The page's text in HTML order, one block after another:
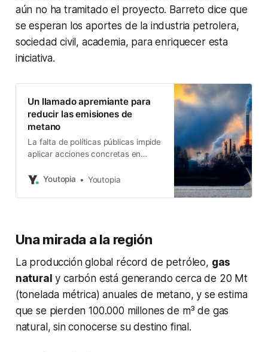
aún no ha tramitado el proyecto. Barreto dice que
se esperan los aportes de la industria petrolera,
sociedad civil, academia, para enriquecer esta
iniciativa.
Un llamado apremiante para
reducir las emisiones de
metano
La falta de políticas públicas impide
aplicar acciones concretas en
Youtopia
Youtopia
Una mirada a la región
La producción global récord de petróleo, gas
natural y carbón está generando cerca de 20 Mt
(tonelada métrica) anuales de metano, y se estima
que se pierden 100.000 millones de m³ de gas
natural, sin conocerse su destino final.